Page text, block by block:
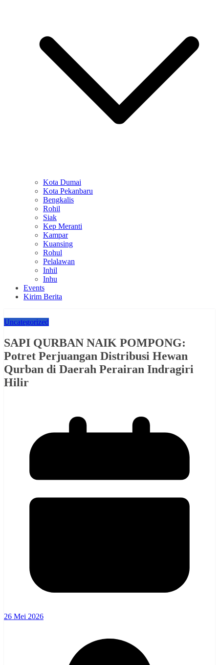
Kota Dumai
Kota Pekanbaru
Bengkalis
Rohil
Siak
Kep Meranti
Kampar
Kuansing
Rohul
Pelalawan
Inhil
Inhu
Events
Kirim Berita
Uncategorized
SAPI QURBAN NAIK POMPONG:
Potret Perjuangan Distribusi Hewan
Qurban di Daerah Perairan Indragiri
Hilir
26 Mei 2026